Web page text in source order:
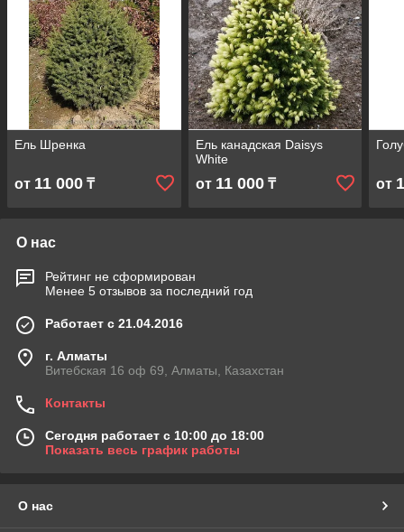
Ель Шренка
от 11 000 ₸
Ель канадская Daisys
White
от 11 000₸ от
О нас
Рейтинг не сформирован
Менее 5 отзывов за последний год
Работает с 21.04.2016
г. Алматы
Витебская 16 оф 69, Алматы, Казахстан
Контакты
Сегодня работает с 10:00 до 18:00
Показать весь график работы
О нас